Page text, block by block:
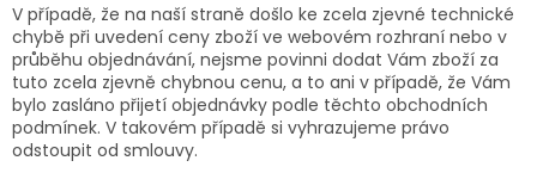
V případě, že na naší straně došlo ke zcela zjevné technické
chybě při uvedení ceny zboží ve webovém rozhraní nebo v
průběhu objednávání, nejsme povinni dodat Vám zboží za
tuto zcela zjevně chybnou cenu, a to ani v případě, že Vám
bylo zasláno přijetí objednávky podle těchto obchodních
podmínek. V takovém případě si vyhrazujeme právo
odstoupit od smlouvy.